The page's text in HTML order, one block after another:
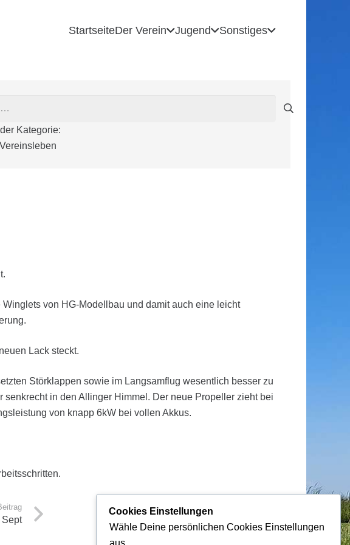
StartseiteDer Verein Jugend Sonstiges
Kategorie:
Vereinsleben
von HG-Modellbau und damit auch eine leicht
Lack steckt.
Störklappen sowie im Langsamflug wesentlich besser zu
in den Allinger Himmel. Der neue Propeller zieht bei
von knapp 6kW bei vollen Akkus.
Sept
Cookies Einstellungen
Wähle Deine persönlichen Cookies Einstellungen